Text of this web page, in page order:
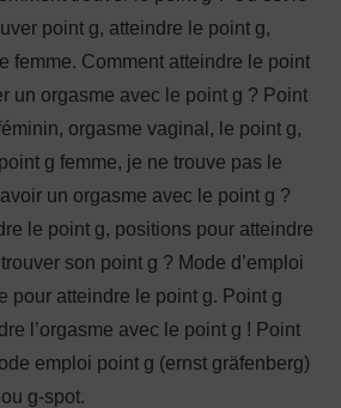
point g, atteindre le point g,
femme. Comment atteindre le point
un orgasme avec le point g ? Point
orgasme vaginal, le point g,
g femme, je ne trouve pas le
un orgasme avec le point g ?
le point g, positions pour atteindre
son point g ? Mode d’emploi
pour atteindre le point g. Point g
l’orgasme avec le point g ! Point
emploi point g (ernst gräfenberg)
g-spot.